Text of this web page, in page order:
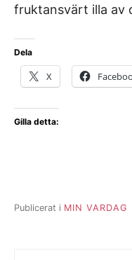
fruktansvärt illa av
Dela
X
Gilla detta:
Publicerat i MIN VARDAG